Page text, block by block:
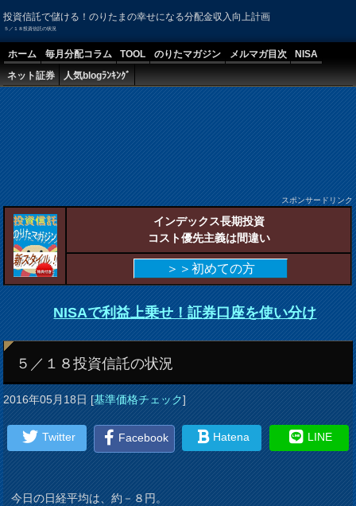
投資信託で儲ける！のりたまの幸せになる分配金収入向上計画
５／１８投資信託の状況
ホーム 毎月分配コラム TOOL のりたマガジン メルマガ目次
NISA
ネット証券
人気blogﾗﾝｷﾝｸﾞ
スポンサードリンク
インデックス長期投資
コスト優先主義は間違い
＞＞初めての方
NISAで利益上乗せ！証券口座を使い分け
５／１８投資信託の状況
2016年05月18日[基準価格チェック]
Twitter Facebook Hatena LINE
今日の日経平均は、約－８円。